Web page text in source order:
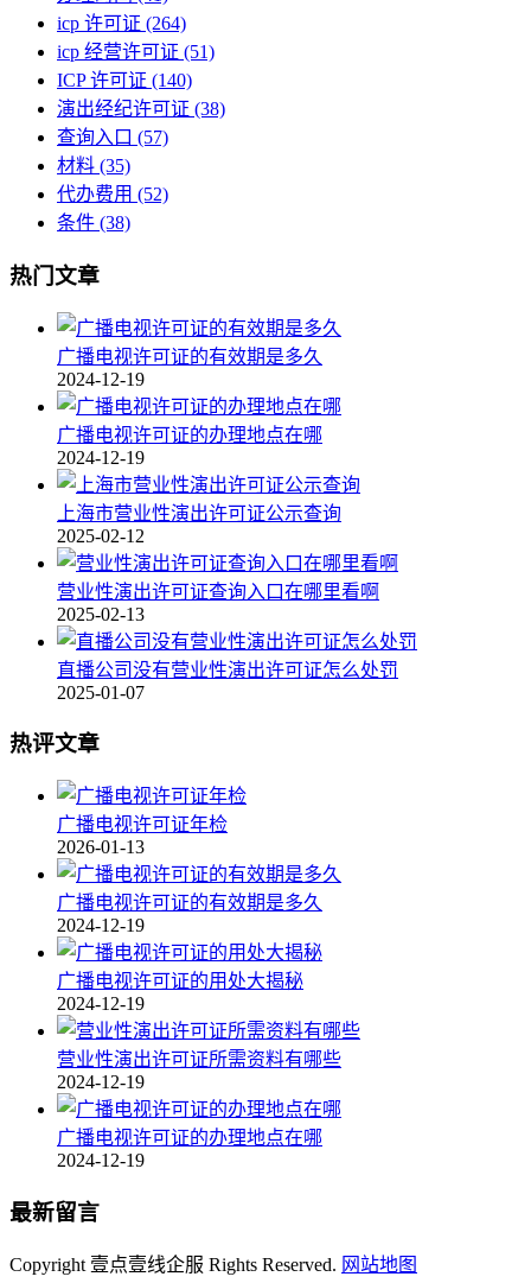
icp 许可证 (264)
icp 经营许可证 (51)
ICP 许可证 (140)
演出经纪许可证 (38)
查询入口 (57)
材料 (35)
代办费用 (52)
条件 (38)
热门文章
广播电视许可证的有效期是多久
2024-12-19
广播电视许可证的办理地点在哪
2024-12-19
上海市营业性演出许可证公示查询
2025-02-12
营业性演出许可证查询入口在哪里看啊
2025-02-13
直播公司没有营业性演出许可证怎么处罚
2025-01-07
热评文章
广播电视许可证年检
2026-01-13
广播电视许可证的有效期是多久
2024-12-19
广播电视许可证的用处大揭秘
2024-12-19
营业性演出许可证所需资料有哪些
2024-12-19
广播电视许可证的办理地点在哪
2024-12-19
最新留言
Copyright 壹点壹线企服 Rights Reserved. 网站地图